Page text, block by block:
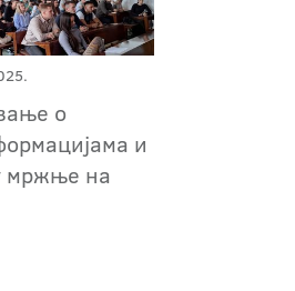
о
и
мржње на